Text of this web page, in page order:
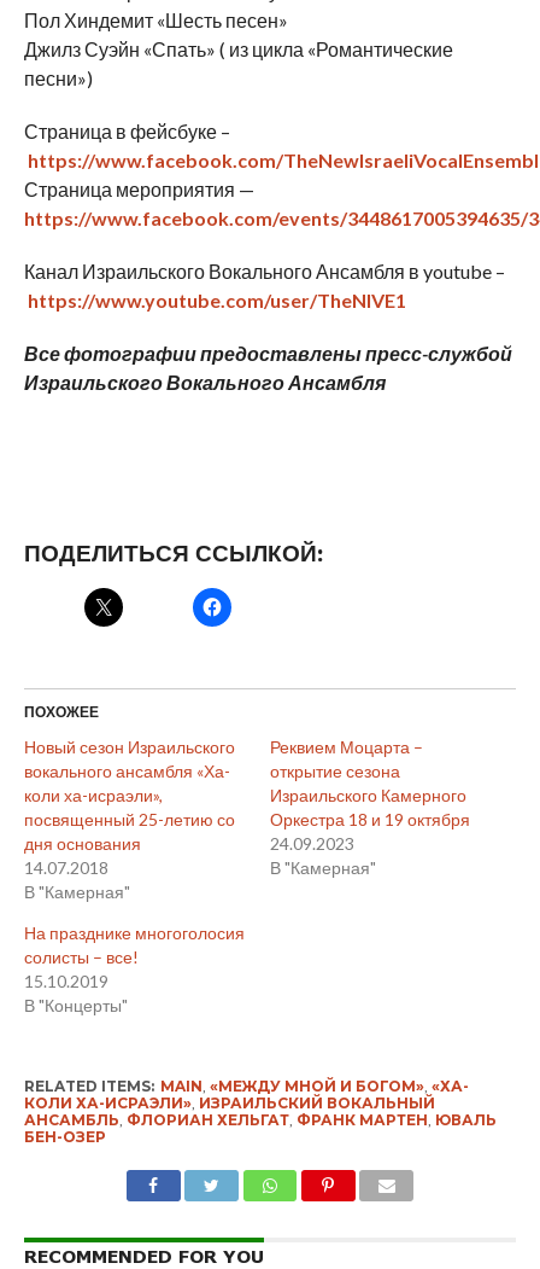
Пол Хиндемит «Шесть песен»
Джилз Суэйн «Спать» ( из цикла «Романтические
песни»)
Страница в фейсбуке –
https://www.facebook.com/
Страница мероприятия —
https://www.facebook.com/events/3448617005394635/
Канал Израильского Вокального Ансамбля в youtube –
https://www.youtube.com/user/TheNIVE1
Все фотографии предоставлены пресс-службой
Израильского Вокального Ансамбля
ПОДЕЛИТЬСЯ ССЫЛКОЙ:
ПОХОЖЕЕ
Новый сезон Израильского
вокального ансамбля «Ха-
коли ха-исраэли»,
посвященный 25-летию со
дня основания
14.07.2018
В "Камерная"
Реквием Моцарта –
открытие сезона
Израильского Камерного
Оркестра 18 и 19 октября
24.09.2023
В "Камерная"
На празднике многоголосия
солисты – все!
15.10.2019
В "Концерты"
RELATED ITEMS: MAIN, «МЕЖДУ МНОЙ И БОГОМ», «ХА-
КОЛИ ХА-ИСРАЭЛИ», ИЗРАИЛЬСКИЙ ВОКАЛЬНЫЙ
АНСАМБЛЬ, ФЛОРИАН ХЕЛЬГАТ, ФРАНК МАРТЕН, ЮВАЛЬ
БЕН-ОЗЕР
RECOMMENDED FOR YOU